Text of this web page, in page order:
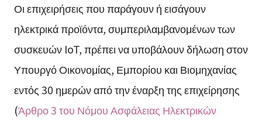
Οι επιχειρήσεις που παράγουν ή εισάγουν
ηλεκτρικά προϊόντα, συμπεριλαμβανομένων των
συσκευών IoT, πρέπει να υποβάλουν δήλωση στον
Υπουργό Οικονομίας, Εμπορίου και Βιομηχανίας
εντός 30 ημερών από την έναρξη της επιχείρησης
(Άρθρο 3 του Νόμου Ασφάλειας Ηλεκτρικών